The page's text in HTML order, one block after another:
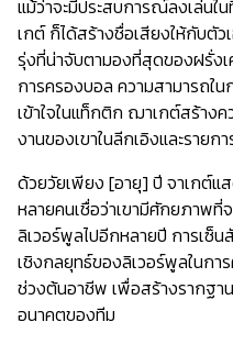
แม้ว่าจะมีประสบการณ์ลงเล่น
เกต์ ก็ได้สร้างชื่อเสียงให้กับตัว
รุ่งที่น่าจับตามองที่สุดของฝรั่งเ
การครองบอล ความสามารถใ
เข้าใจในแท็กติก ฌาเกต์สร้าง
งานของเขาในลีกเอิงและรายก
ด้วยวัยเพียง [อายุ] ปี จาเกต์แ
หลายคนเชื่อว่าเขามีศักยภาพที่
ลิเวอร์พูลไปอีกหลายปี การเซ็
เชิงกลยุทธ์ของลิเวอร์พูลในก
ช่วงต้นอาชีพ เพื่อสร้างรากฐา
อนาคตของทีม